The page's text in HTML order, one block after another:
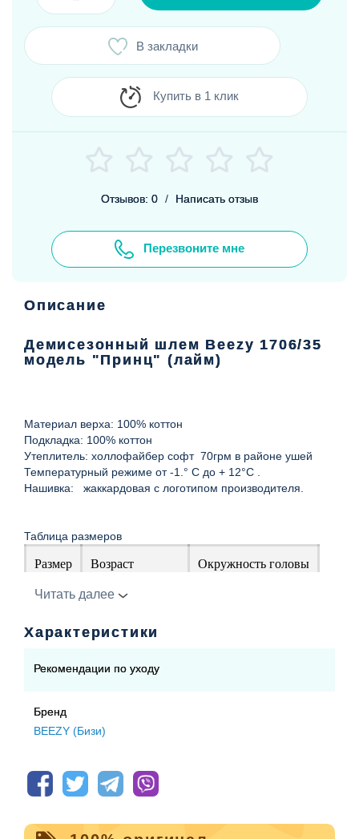
В закладки
Купить в 1 клик
Отзывов: 0 / Написать отзыв
Перезвоните мне
Описание
Демисезонный шлем Beezy 1706/35
модель "Принц" (лайм)
Материал верха: 100% коттон
Подкладка: 100% коттон
Утеплитель: холлофайбер софт 70грм в районе ушей
Температурный режиме от -1.° С до + 12°С .
Нашивка: жаккардовая с логотипом производителя.
Таблица размеров
Размер Возраст Окружность головы
Р1 12-18 мес.
Р2 18 мес.- до 3 лет
Р3 3-6 лет
Р4
Читать далее
Характеристики
Рекомендации по уходу
Бренд
BEEZY (Бизи)